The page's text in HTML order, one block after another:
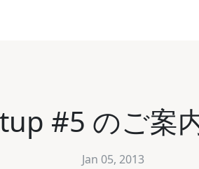
#5 のご案
Jan 05, 2013